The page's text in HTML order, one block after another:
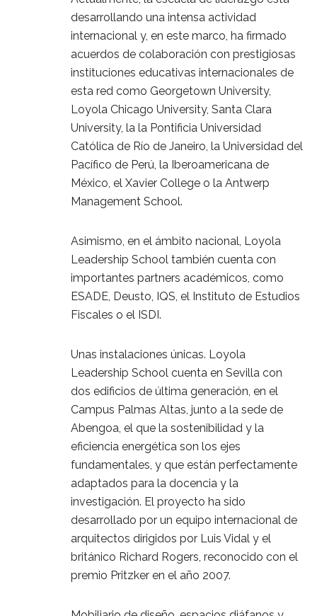
desarrollando una intensa actividad
internacional y, en este marco, ha firmado
acuerdos de colaboración con prestigiosas
instituciones educativas internacionales de
esta red como Georgetown University,
Loyola Chicago University, Santa Clara
University, la la Pontificia Universidad
Católica de Río de Janeiro, la Universidad del
Pacífico de Perú, la Iberoamericana de
México, el Xavier College o la Antwerp
Management School.
Asimismo, en el ámbito nacional, Loyola
Leadership School también cuenta con
importantes partners académicos, como
ESADE, Deusto, IQS, el Instituto de Estudios
Fiscales o el ISDI.
Unas instalaciones únicas. Loyola
Leadership School cuenta en Sevilla con
dos edificios de última generación, en el
Campus Palmas Altas, junto a la sede de
Abengoa, el que la sostenibilidad y la
eficiencia energética son los ejes
fundamentales, y que están perfectamente
adaptados para la docencia y la
investigación. El proyecto ha sido
desarrollado por un equipo internacional de
arquitectos dirigidos por Luis Vidal y el
británico Richard Rogers, reconocido con el
premio Pritzker en el año 2007.